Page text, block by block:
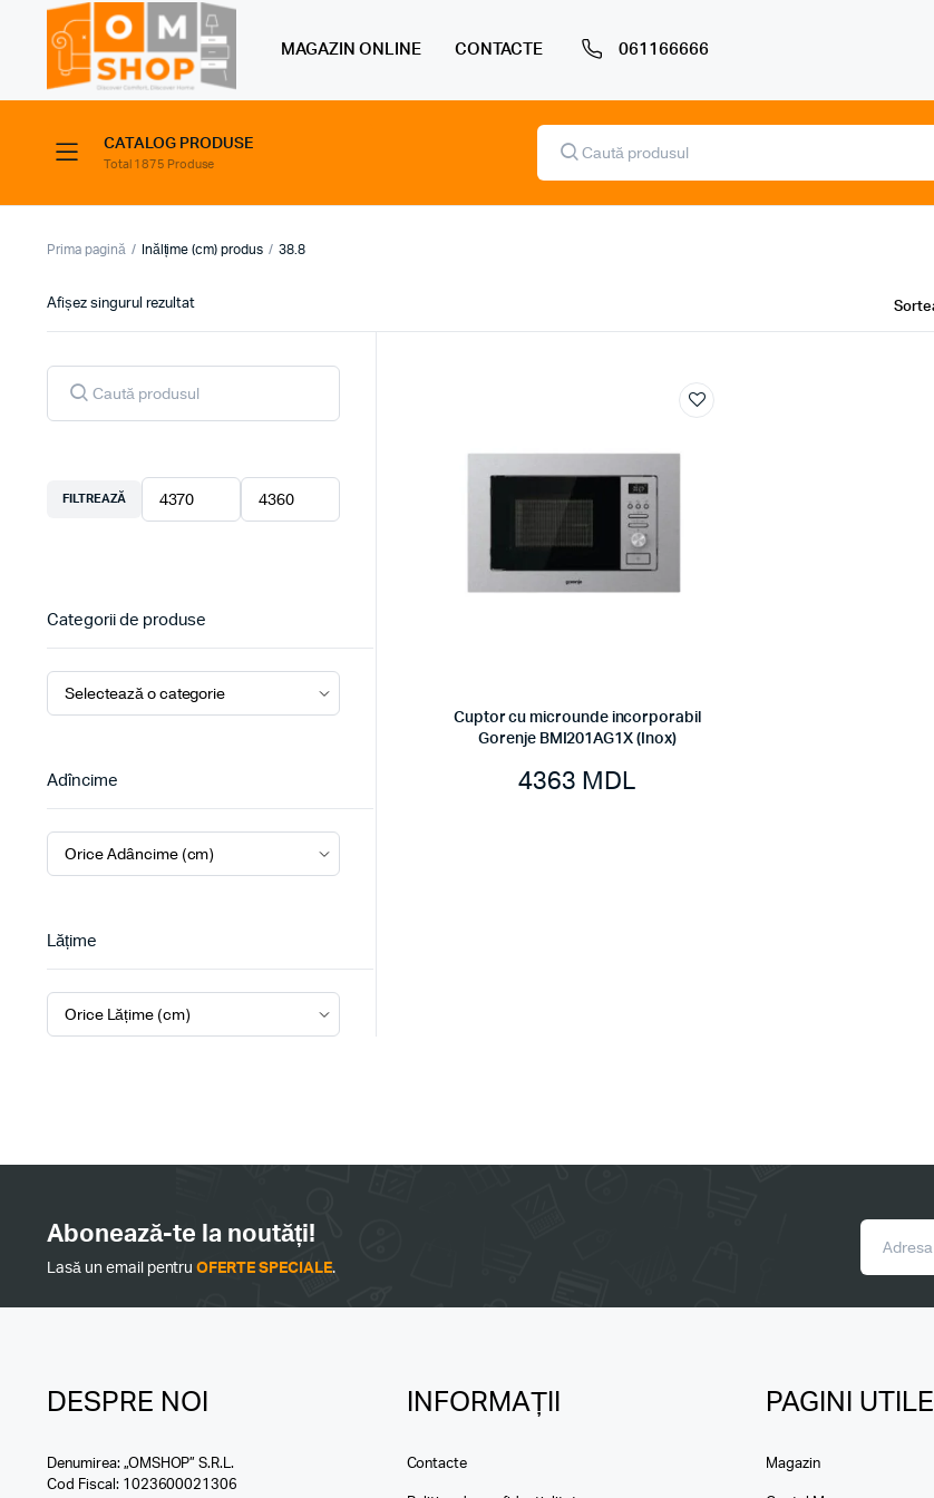
MAGAZIN ONLINE CONTACTE 061166666
CATALOG PRODUSE
Total 1875 Produse
Products
search
Prima pagină Inălțime (cm) produs 38.8
Afișez singurul rezultat
Cuptor cu microunde incorporabil
Gorenje BMI201AG1X (Inox)
4363 MDL
Products
search
FILTREAZĂ
Categorii de produse
Adîncime
Lățime
Abonează-te la noutăți!
Lasă un email pentruOFERTE SPECIALE.
DESPRE NOI
Denumirea: „OMSHOP” S.R.L.
Cod Fiscal: 1023600021306
INFORMAȚII
Contacte
PAGINI UTILE
Magazin